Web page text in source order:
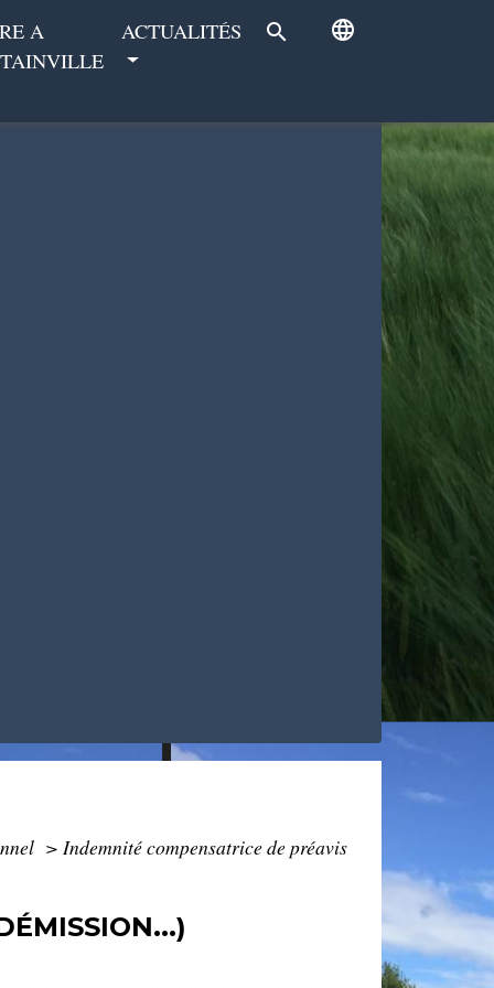
A
ACTUALITÉS search language
> Indemnité compensatrice de préavis